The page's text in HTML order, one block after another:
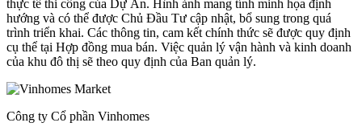
thực tế thi công của Dự Án. Hình ảnh mang tính minh họa định
hướng và có thể được Chủ Đầu Tư cập nhật, bổ sung trong quá
trình triển khai. Các thông tin, cam kết chính thức sẽ được quy định
cụ thể tại Hợp đồng mua bán. Việc quản lý vận hành và kinh doanh
của khu đô thị sẽ theo quy định của Ban quản lý.
Công ty Cổ phần Vinhomes